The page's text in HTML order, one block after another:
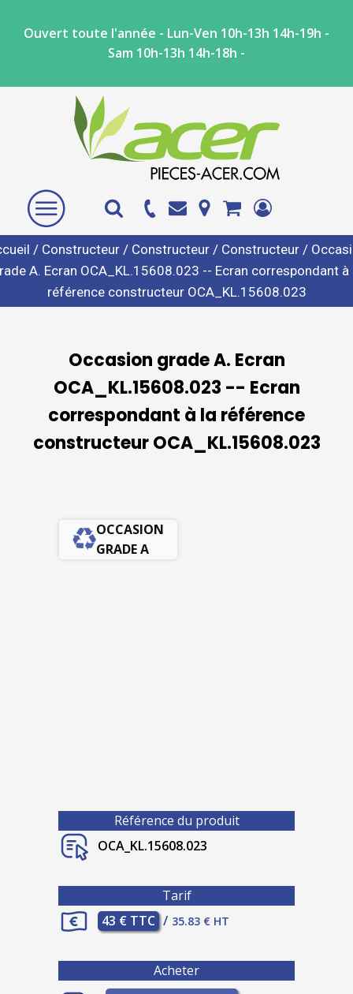
Ouvert toute l'année - Lun-Ven 10h-13h 14h-19h -
Sam 10h-13h 14h-18h -
/ Constructeur/ Constructeur/ Constructeur/
A. Ecran OCA_KL.15608.023 -- Ecran correspondant à
référence constructeur OCA_KL.15608.023
Occasion grade A. Ecran
OCA_KL.15608.023 -- Ecran
correspondant à la référence
constructeur OCA_KL.15608.023
OCCASION
GRADE A
Référence du produit
OCA_KL.15608.023
Tarif
43 € TTC / 35.83 € HT
Acheter